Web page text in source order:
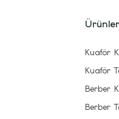
Ürünler
Kuaför
Kuaför
Berber
Berber